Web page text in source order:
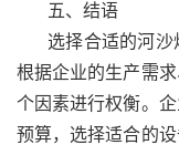
五、结语
选择合适的河
根据企业的生产需
个因素进行权衡。
预算，选择适合的